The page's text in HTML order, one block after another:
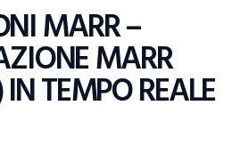
MARR –
MARR
TEMPO REALE